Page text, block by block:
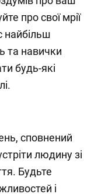
про свої мрії
найбільш
та навички
будь-які
сповнений
людину зі
Будьте
і